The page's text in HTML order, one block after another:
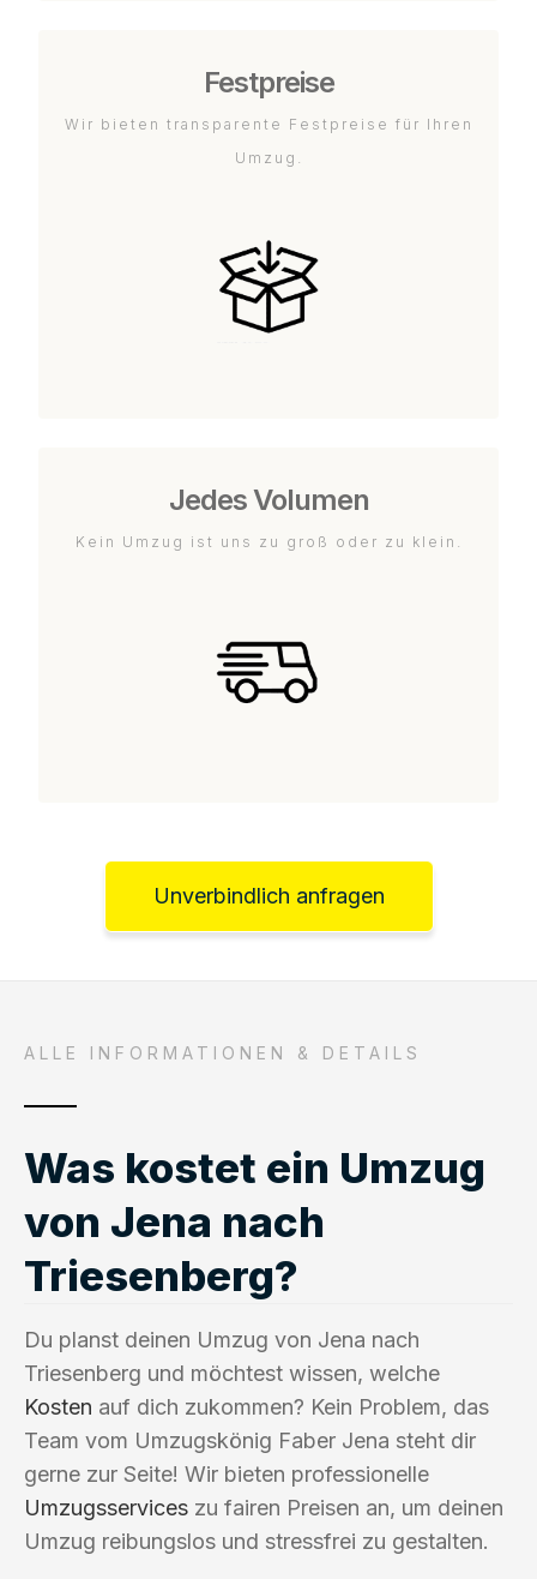
Festpreise
Wir bieten transparente Festpreise für Ihren
Umzug.
Jedes Volumen
Kein Umzug ist uns zu groß oder zu klein.
Unverbindlich anfragen
ALLE INFORMATIONEN & DETAILS
Was kostet ein Umzug
von Jena nach
Triesenberg?
Du planst deinen Umzug von Jena nach
Triesenberg und möchtest wissen, welche
Kosten auf dich zukommen? Kein Problem, das
Team vom Umzugskönig Faber Jena steht dir
gerne zur Seite! Wir bieten professionelle
Umzugsservices zu fairen Preisen an, um deinen
Umzug reibungslos und stressfrei zu gestalten.